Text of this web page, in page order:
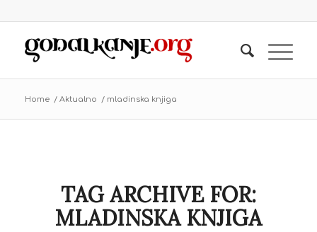
Home / Aktualno / mladinska knjiga
TAG ARCHIVE FOR:
MLADINSKA KNJIGA